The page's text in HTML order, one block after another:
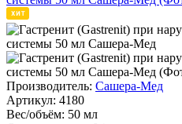
Производитель: Сашера-Мед
Артикул: 4180
Вес/объём: 50 мл